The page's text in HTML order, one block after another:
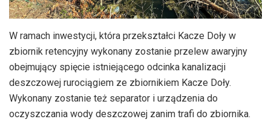
W ramach inwestycji, która przekształci Kacze Doły w
zbiornik retencyjny wykonany zostanie przelew awaryjny
obejmujący spięcie istniejącego odcinka kanalizacji
deszczowej rurociągiem ze zbiornikiem Kacze Doły.
Wykonany zostanie też separator i urządzenia do
oczyszczania wody deszczowej zanim trafi do zbiornika.